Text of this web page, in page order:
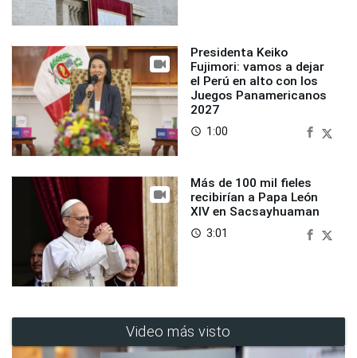
Presidenta Keiko
Fujimori: vamos a dejar
el Perú en alto con los
Juegos Panamericanos
2027
access_time 1:00
Más de 100 mil fieles
recibirían a Papa León
XIV en Sacsayhuaman
access_time 3:01
Video más visto